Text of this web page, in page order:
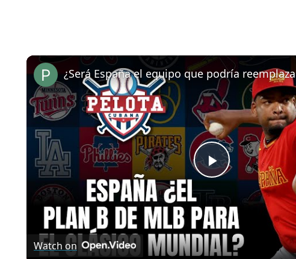
Play
Video
Watch on